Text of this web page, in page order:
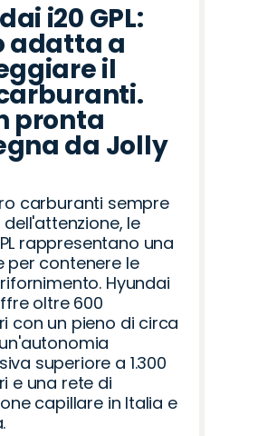
i20 GPL:
adatta a
il
pronta
da Jolly
carburanti sempre
le
rappresentano una
per contenere le
Hyundai
oltre 600
con un pieno di circa
superiore a 1.300
e una rete di
capillare in Italia e